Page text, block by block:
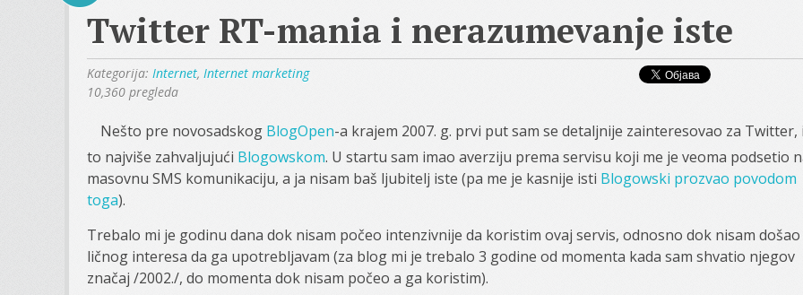
Twitter RT-mania i nerazumevanje iste
Kategorija: Internet, Internet marketing
10,360 pregleda
Nešto pre novosadskog BlogOpen-a krajem 2007. g. prvi put sam se detaljnije zainteresovao za Twitter,
to najviše zahvaljujući Blogowskom. U startu sam imao averziju prema servisu koji me je veoma podsetio
masovnu SMS komunikaciju, a ja nisam baš ljubitelj iste (pa me je kasnije isti Blogowski prozvao povodom
toga).
Trebalo mi je godinu dana dok nisam počeo intenzivnije da koristim ovaj servis, odnosno dok nisam
ličnog interesa da ga upotrebljavam (za blog mi je trebalo 3 godine od momenta kada sam shvatio njegov
značaj /2002./, do momenta dok nisam počeo a ga koristim).